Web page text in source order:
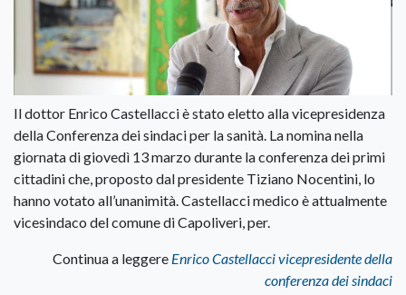
Il dottor Enrico Castellacci è stato eletto alla vicepresidenza
della Conferenza dei sindaci per la sanità. La nomina nella
giornata di giovedì 13 marzo durante la conferenza dei primi
cittadini che, proposto dal presidente Tiziano Nocentini, lo
hanno votato all’unanimità. Castellacci medico è attualmente
vicesindaco del comune di Capoliveri, per.
Continua a leggere Enrico Castellacci vicepresidente della
conferenza dei sindaci